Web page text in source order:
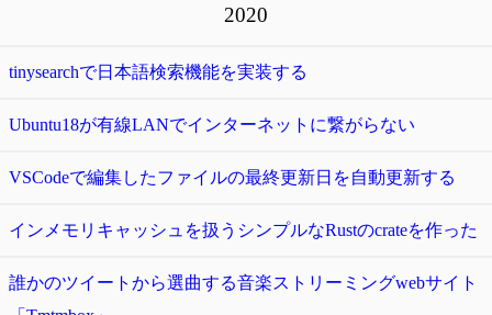
2020
tinysearchで日本語検索機能を実装する
Ubuntu18が有線LANでインターネットに繋がらない
VSCodeで編集したファイルの最終更新日を自動更新する
インメモリキャッシュを扱うシンプルなRustのcrateを作った
誰かのツイートから選曲する音楽ストリーミングwebサイト